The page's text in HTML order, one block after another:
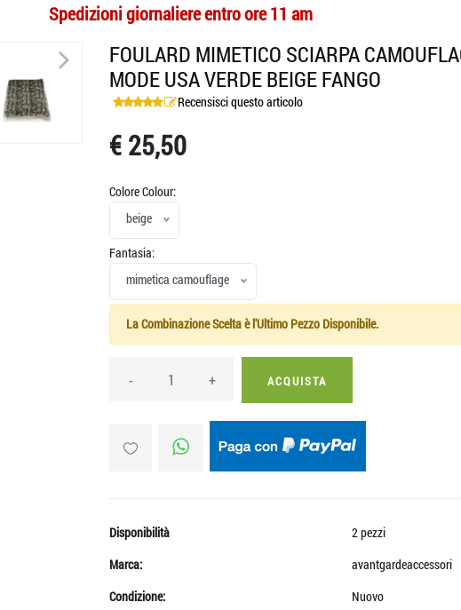
Spedizioni giornaliere entro ore 11 am
>
FOULARD MIMETICO SCIARPA
MODE USA VERDE BEIGE FANGO
Recensisci questo articolo
€ 25,50
Colore Colour:
beige
Fantasia:
mimetica camouflage
La Combinazione Scelta è l'Ultimo Pezzo Disponibile.
- + ACQUISTA
Disponibilità
2 pezzi
Marca:
avantgardeaccessori
Condizione:
Nuovo